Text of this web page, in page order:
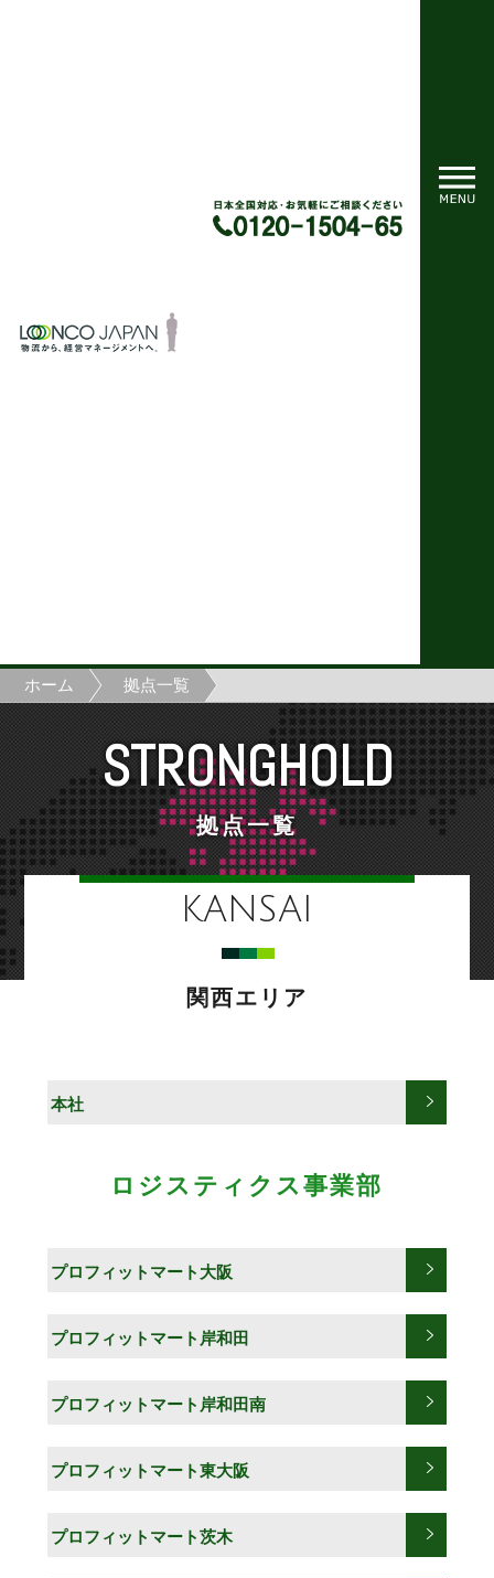
ホーム 拠点一覧
STRONGHOLD
拠点一覧
KANSAI
関西エリア
本社
ロジスティクス事業部
プロフィットマート大阪
プロフィットマート岸和田
プロフィットマート岸和田南
プロフィットマート東大阪
プロフィットマート茨木